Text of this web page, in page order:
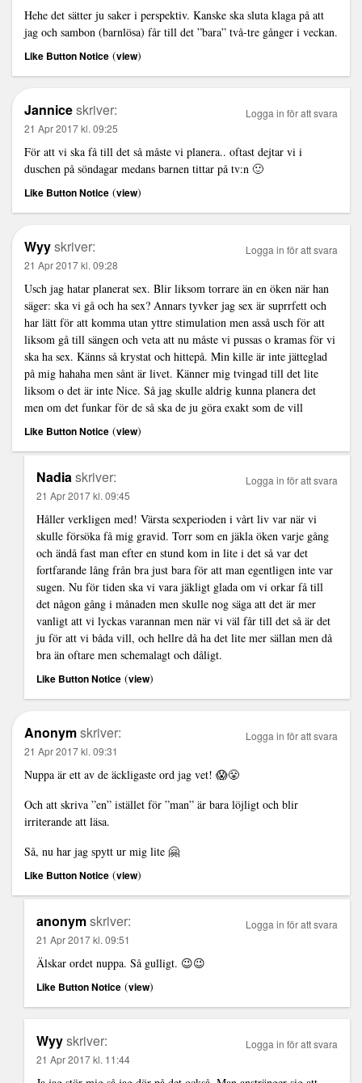
Hehe det sätter ju saker i perspektiv. Kanske ska sluta klaga på att
jag och sambon (barnlösa) får till det ”bara” två-tre gånger i veckan.
Like Button Notice (view)
Janniceskriver:
21 Apr 2017 kl. 09:25
För att vi ska få till det så måste vi planera.. oftast dejtar vi i
duschen på söndagar medans barnen tittar på tv:n 🙂
Like Button Notice (view)
Logga in för att svara
Wyyskriver:
21 Apr 2017 kl. 09:28
Usch jag hatar planerat sex. Blir liksom torrare än en öken när han
säger: ska vi gå och ha sex? Annars tyvker jag sex är suprrfett och
har lätt för att komma utan yttre stimulation men asså usch för att
liksom gå till sängen och veta att nu måste vi pussas o kramas för vi
ska ha sex. Känns så krystat och hittepå. Min kille är inte jätteglad
på mig hahaha men sånt är livet. Känner mig tvingad till det lite
liksom o det är inte Nice. Så jag skulle aldrig kunna planera det
men om det funkar för de så ska de ju göra exakt som de vill
Like Button Notice (view)
Logga in för att svara
Nadiaskriver:
21 Apr 2017 kl. 09:45
Håller verkligen med! Värsta sexperioden i vårt liv var när vi
skulle försöka få mig gravid. Torr som en jäkla öken varje gång
och ändå fast man efter en stund kom in lite i det så var det
fortfarande lång från bra just bara för att man egentligen inte var
sugen. Nu för tiden ska vi vara jäkligt glada om vi orkar få till
det någon gång i månaden men skulle nog säga att det är mer
vanligt att vi lyckas varannan men när vi väl får till det så är det
ju för att vi båda vill, och hellre då ha det lite mer sällan men då
bra än oftare men schemalagt och dåligt.
Like Button Notice (view)
Logga in för att svara
Anonymskriver:
21 Apr 2017 kl. 09:31
Nuppa är ett av de äckligaste ord jag vet! 😱😤
Och att skriva ”en” istället för ”man” är bara löjligt och blir
irriterande att läsa.
Så, nu har jag spytt ur mig lite 🤗
Like Button Notice (view)
Logga in för att svara
anonymskriver:
21 Apr 2017 kl. 09:51
Älskar ordet nuppa. Så gulligt. 😉😉
Like Button Notice (view)
Logga in för att svara
Wyyskriver:
21 Apr 2017 kl. 11:44
Logga in för att svara